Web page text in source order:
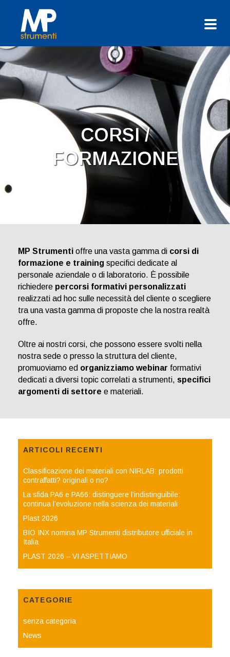
CORSI /
FORMAZIONE
MP Strumenti offre una vasta gamma di corsi di
formazione e training specifici dedicate al
personale aziendale o di laboratorio. È possibile
richiedere percorsi formativi personalizzati
realizzati ad hoc sulle necessità del cliente o scegliere
tra una vasta gamma di proposte che la nostra realtà
offre.
Oltre ai nostri corsi, che possono essere svolti nella
nostra sede o presso la struttura del cliente,
promuoviamo ed organizziamo webinar formativi
dedicati a diversi topic correlati a strumenti, specifici
argomenti di settore e materiali.
ARTICOLI RECENTI
Classificazione dei materiali con NIRLAB: prodotti
contraffatti? originali o no?
La sfida PA6 e PA66: distinguere l’indistinguibile:
continua l’evoluzione nella scienza dei materiali
Plast 2026
BIO INX nomina MP Strumenti distributore ufficiale in
Italia
PLAST 2026 – VI ASPETTIAMO
CATEGORIE
senza categoria
News